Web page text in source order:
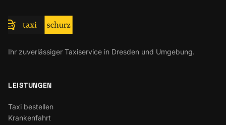
Ihr zuverlässiger Taxiservice in Dresden und Umgebung.
LEISTUNGEN
Taxi bestellen
Krankenfahrt